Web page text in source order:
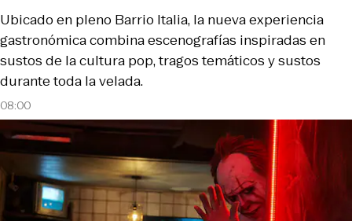
08:00
Ubicado en pleno Barrio Italia, la nueva experiencia
gastronómica combina escenografías inspiradas en
sustos de la cultura pop, tragos temáticos y sustos
durante toda la velada.